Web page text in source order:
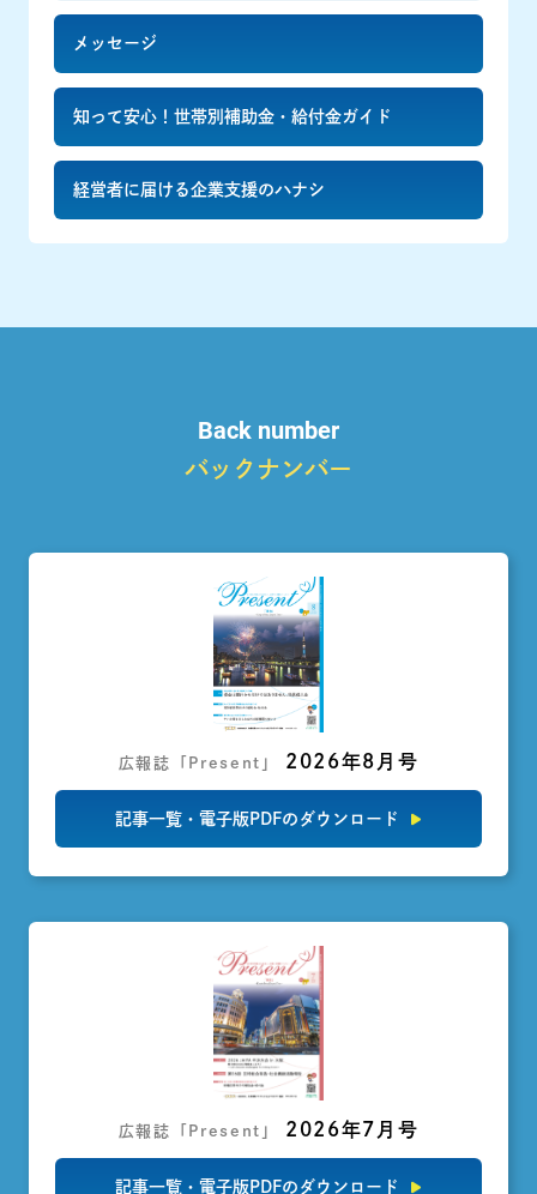
メッセージ
知って安心！世帯別補助金・給付金ガイド
経営者に届ける企業支援のハナシ
Back number
バックナンバー
広報誌「Present」 2026年8月号
記事一覧・電子版PDFのダウンロード
広報誌「Present」 2026年7月号
記事一覧・電子版PDFのダウンロード